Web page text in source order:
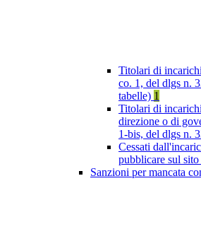
Titolari di
co. 1, del dlgs n.
tabelle) 1
Titolari di
direzione o di
1-bis, del dlgs n.
Cessati
pubblicare sul
Sanzioni per mancata